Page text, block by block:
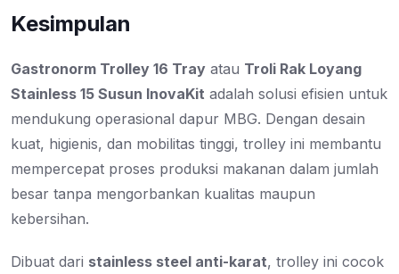
Kesimpulan
Gastronorm Trolley 16 Tray atau Troli Rak Loyang
Stainless 15 Susun InovaKit adalah solusi efisien untuk
mendukung operasional dapur MBG. Dengan desain
kuat, higienis, dan mobilitas tinggi, trolley ini membantu
mempercepat proses produksi makanan dalam jumlah
besar tanpa mengorbankan kualitas maupun
kebersihan.
Dibuat dari stainless steel anti-karat, trolley ini cocok